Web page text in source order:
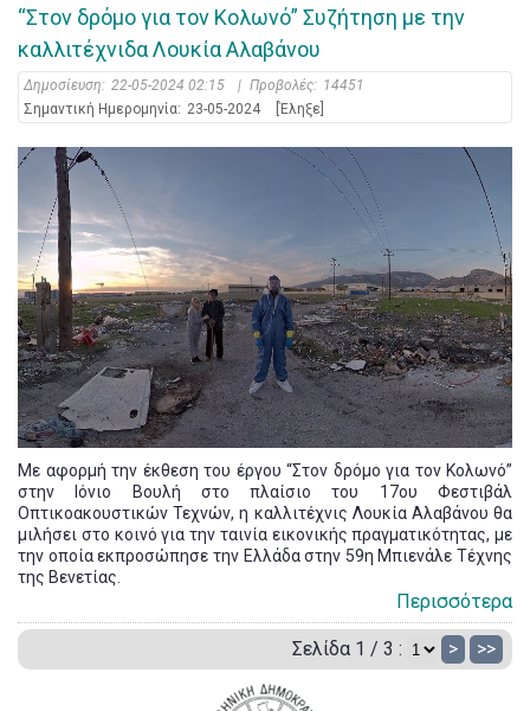
“Στον δρόμο για τον Κολωνό” Συζήτηση με την
καλλιτέχνιδα Λουκία Αλαβάνου
Δημοσίευση: 22-05-2024 02:15 | Προβολές: 14451
Σημαντική Ημερομηνία: 23-05-2024 [Έληξε]
Με αφορμή την έκθεση του έργου “Στον δρόμο για τον Κολωνό”
στην Ιόνιο Βουλή στο πλαίσιο του 17oυ Φεστιβάλ
Οπτικοακουστικών Τεχνών, η καλλιτέχνις Λουκία Αλαβάνου θα
μιλήσει στο κοινό για την ταινία εικονικής πραγματικότητας, με
την οποία εκπροσώπησε την Ελλάδα στην 59η Μπιενάλε Τέχνης
της Βενετίας.
Περισσότερα
Σελίδα 1 / 3 : > >>